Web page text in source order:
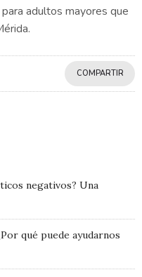
adultos mayores que
COMPARTIR
negativos? Una
qué puede ayudarnos